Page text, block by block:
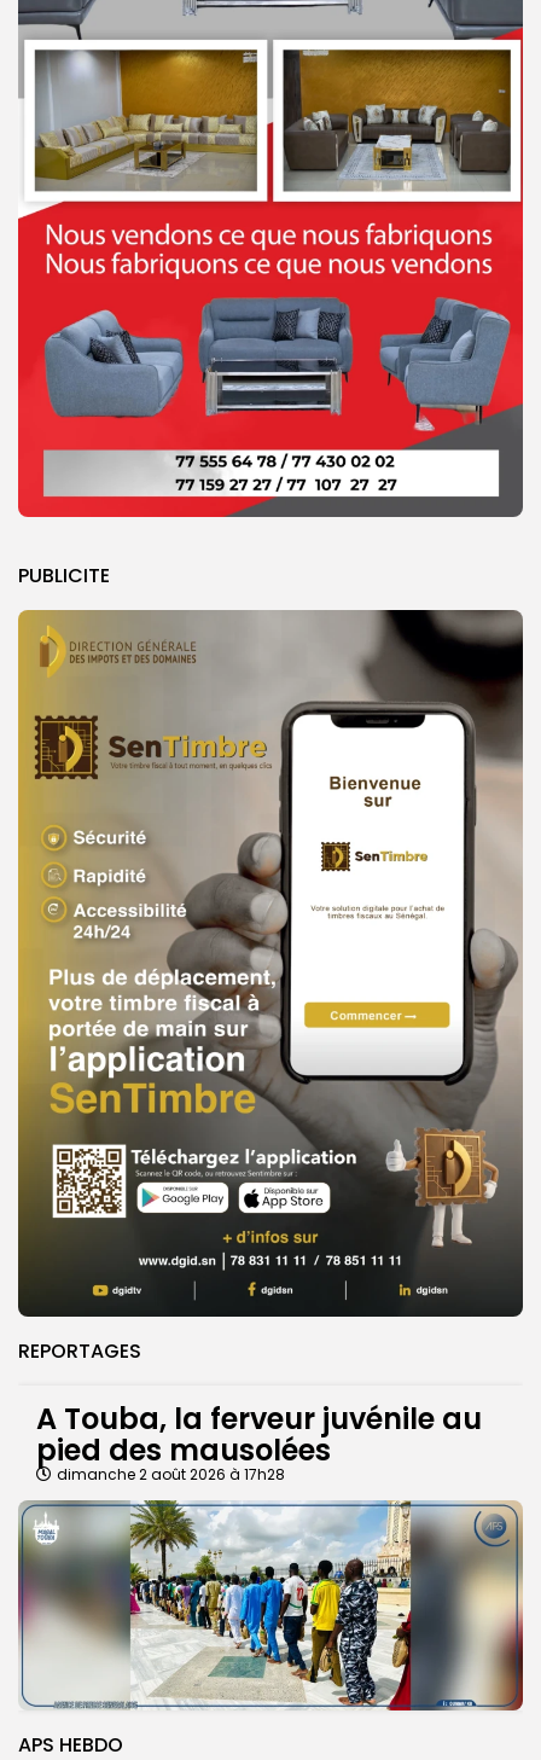
PUBLICITE
REPORTAGES
A Touba, la ferveur juvénile au
pied des mausolées
dimanche 2 août 2026 à 17h28
APS HEBDO